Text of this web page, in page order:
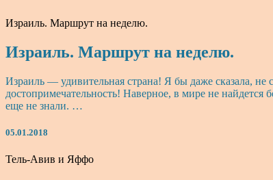
Израиль. Маршрут на неделю.
Израиль. Маршрут на неделю.
Израиль — удивительная страна! Я бы даже сказала,
достопримечательность! Наверное, в мире не
еще не знали. …
05.01.2018
Тель-Авив и Яффо